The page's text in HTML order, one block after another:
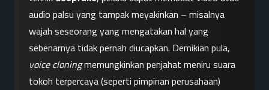
audio palsu yang tampak meyakinkan – misalnya
wajah seseorang yang mengatakan hal yang
voice cloning memungkinkan penjahat meniru suara
tokoh terpercaya (seperti pimpinan perusahaan)